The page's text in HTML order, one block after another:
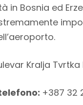
in Bosnia ed
Kralja
+387 32